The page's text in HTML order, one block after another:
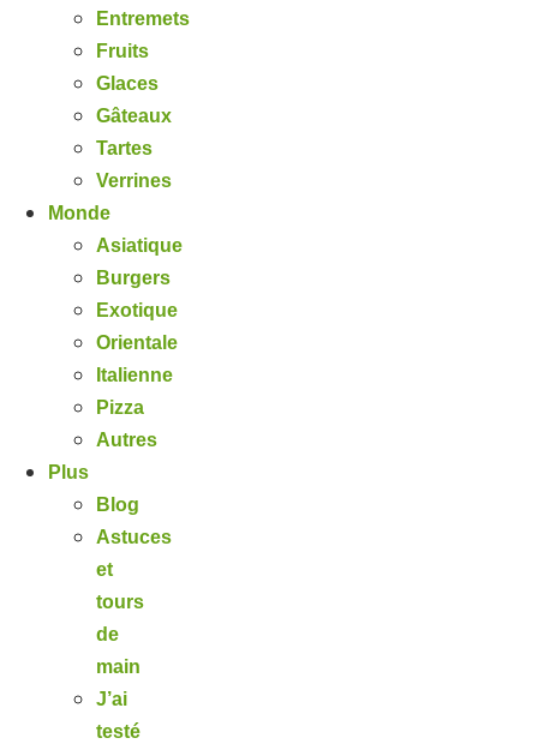
Entremets
Fruits
Glaces
Gâteaux
Tartes
Verrines
Monde
Asiatique
Burgers
Exotique
Orientale
Italienne
Pizza
Autres
Plus
Blog
Astuces
et
tours
de
main
J’ai
testé